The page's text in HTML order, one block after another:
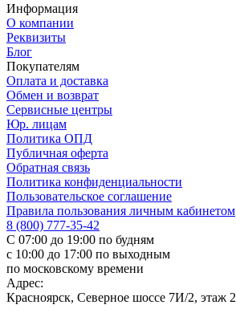
Информация
О компании
Реквизиты
Блог
Покупателям
Оплата и доставка
Обмен и возврат
Сервисные центры
Юр. лицам
Политика ОПД
Публичная оферта
Обратная связь
Политика конфиденциальности
Пользовательское соглашение
Правила пользования личным кабинетом
8 (800) 777-35-42
С 07:00 до 19:00 по будням
с 10:00 до 17:00 по выходным
по московскому времени
Адрес:
Красноярск, Северное шоссе 7И/2, этаж 2